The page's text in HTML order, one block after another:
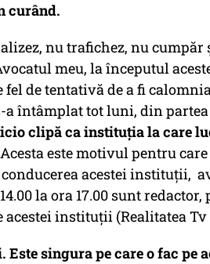
curând.
nu trafichez, nu
meu, la începutul
de tentativă de a fi
a întâmplat tot luni, din
clipă ca instituția la care
Acesta este motivul pentru
acestei instituții,
la ora 17.00 sunt redactor,
instituții (Realitatea Tv
singura pe care o fac pe